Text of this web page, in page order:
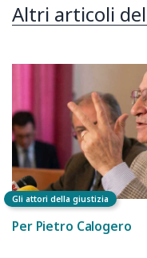
Altri articoli
Gli attori della giustizia
Per Pietro Calogero